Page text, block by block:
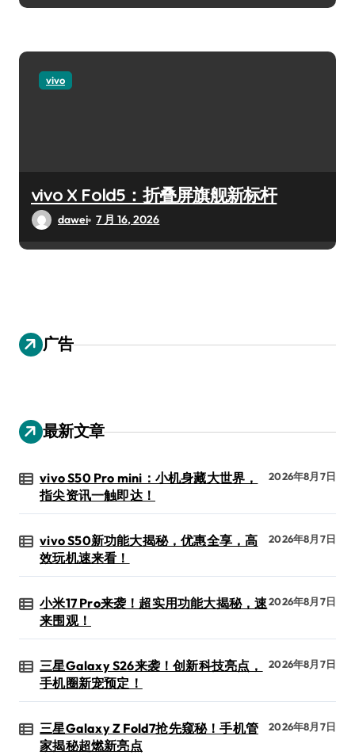
vivo
vivo X Fold5：折叠屏旗舰新标杆
dawei 7 月 16, 2026
广告
最新文章
vivo S50 Pro mini：小机身藏大世界，
指尖资讯一触即达！
2026年8月7日
vivo S50新功能大揭秘，优惠全享，高
效玩机速来看！
2026年8月7日
小米17 Pro来袭！超实用功能大揭秘，速
来围观！
2026年8月7日
三星Galaxy S26来袭！创新科技亮点，
手机圈新宠预定！
2026年8月7日
三星Galaxy Z Fold7抢先窥秘！手机管
家揭秘超燃新亮点
2026年8月7日